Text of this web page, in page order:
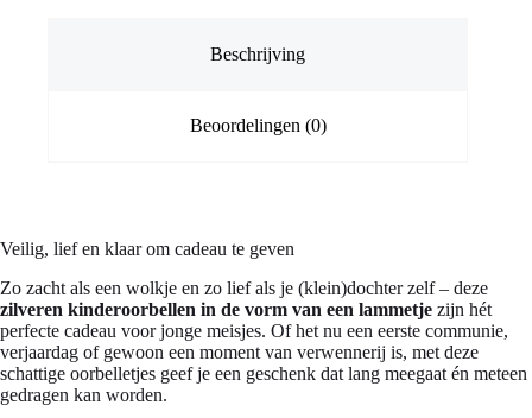
Beschrijving
Beoordelingen (0)
Veilig, lief en klaar om cadeau te geven
Zo zacht als een wolkje en zo lief als je (klein)dochter zelf – deze
zilveren kinderoorbellen in de vorm van een lammetje zijn hét
perfecte cadeau voor jonge meisjes. Of het nu een eerste communie,
verjaardag of gewoon een moment van verwennerij is, met deze
schattige oorbelletjes geef je een geschenk dat lang meegaat én meteen
gedragen kan worden.